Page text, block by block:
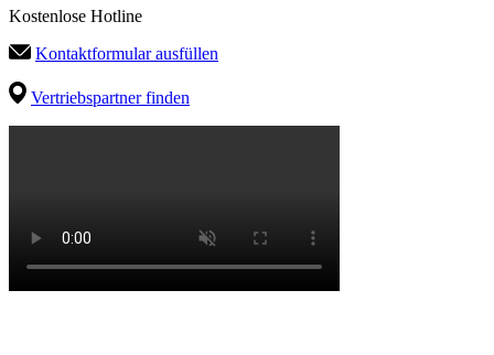
Kostenlose Hotline
Kontaktformular ausfüllen
Vertriebspartner finden